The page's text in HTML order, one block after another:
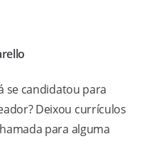
se candidatou para
Deixou currículos
para alguma